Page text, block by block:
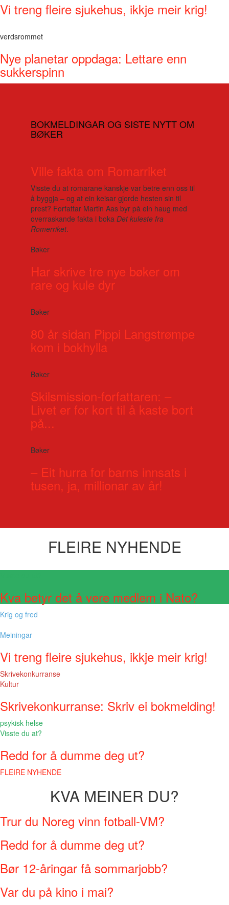
Vi treng fleire sjukehus, ikkje meir krig!
verdsrommet
Nye planetar oppdaga: Lettare enn
sukkerspinn
BOKMELDINGAR OG SISTE NYTT OM
BØKER
Ville fakta om Romarriket
Visste du at romarane kanskje var betre enn oss til
å byggja – og at ein keisar gjorde hesten sin til
prest? Forfattar Martin Aas byr på ein haug med
overraskande fakta i boka Det kuleste fra
Romerriket.
Bøker
Har skrive tre nye bøker om
rare og kule dyr
Bøker
80 år sidan Pippi Langstrømpe
kom i bokhylla
Bøker
Skilsmission-forfattaren: –
Livet er for kort til å kaste bort
på...
Bøker
– Eit hurra for barns innsats i
tusen, ja, millionar av år!
FLEIRE NYHENDE
Kva betyr det å vere medlem i Nato?
Krig og fred
Meiningar
Vi treng fleire sjukehus, ikkje meir krig!
Skrivekonkurranse
Kultur
Skrivekonkurranse: Skriv ei bokmelding!
psykisk helse
Visste du at?
Redd for å dumme deg ut?
FLEIRE NYHENDE
KVA MEINER DU?
Trur du Noreg vinn fotball-VM?
Redd for å dumme deg ut?
Bør 12-åringar få sommarjobb?
Var du på kino i mai?